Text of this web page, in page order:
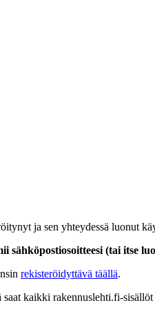
ja sen yhteydessä luonut
(tai itse
rekisteröidyttävä täällä.
kaikki rakennuslehti.fi-sisällöt